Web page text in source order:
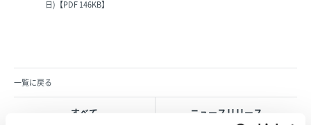
日)【PDF 146KB】
一覧に戻る
すべて ニュースリリース